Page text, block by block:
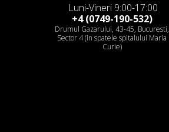
Luni-Vineri 9:00-17:00
+4 (0749-190-532)
Drumul Gazarului, 43-45, Bucuresti,
Sector 4 (in spatele spitalului Maria
Curie)